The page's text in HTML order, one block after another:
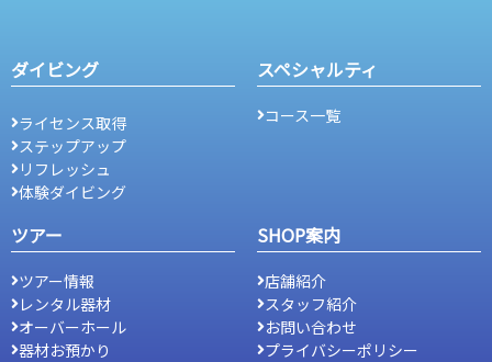
ダイビング
ライセンス取得
ステップアップ
リフレッシュ
体験ダイビング
スペシャルティ
コース一覧
ツアー
ツアー情報
レンタル器材
オーバーホール
器材お預かり
SHOP案内
店舗紹介
スタッフ紹介
お問い合わせ
プライバシーポリシー